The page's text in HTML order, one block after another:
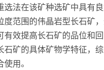
法在该矿种选矿中具有
范围的伟晶岩型长石矿
效提高长石矿的品位和
矿的具体矿物学特征，
用。